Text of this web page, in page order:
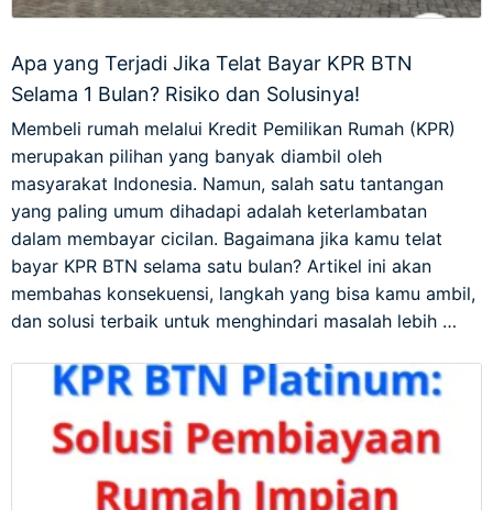
Apa yang Terjadi Jika Telat Bayar KPR BTN
Selama 1 Bulan? Risiko dan Solusinya!
Membeli rumah melalui Kredit Pemilikan Rumah (KPR)
merupakan pilihan yang banyak diambil oleh
masyarakat Indonesia. Namun, salah satu tantangan
yang paling umum dihadapi adalah keterlambatan
dalam membayar cicilan. Bagaimana jika kamu telat
bayar KPR BTN selama satu bulan? Artikel ini akan
membahas konsekuensi, langkah yang bisa kamu ambil,
dan solusi terbaik untuk menghindari masalah lebih …